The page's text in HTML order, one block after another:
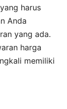
harus
Anda
yang ada.
harga
memiliki